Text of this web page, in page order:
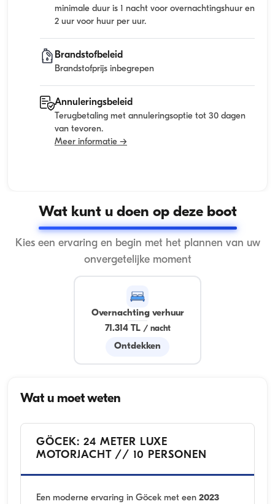
minimale duur is 1 nacht voor overnachtingshuur en
2 uur voor huur per uur.
Brandstofbeleid
Brandstofprijs inbegrepen
Annuleringsbeleid
Terugbetaling met annuleringsoptie tot 30 dagen
van tevoren.
Meer informatie →
Wat kunt u doen op deze boot
Kies een ervaring en begin met het plannen van uw
onvergetelijke moment
Overnachting verhuur
71.314 TL/ nacht
Ontdekken
Wat u moet weten
GÖCEK: 24 METER LUXE
MOTORJACHT // 10 PERSONEN
Een moderne ervaring in Göcek met een 2023